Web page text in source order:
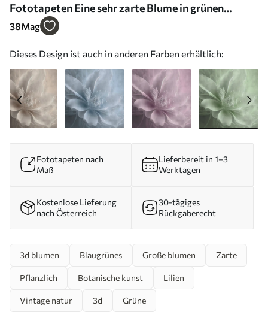
Fototapeten Eine sehr zarte Blume in grünen
Farben N° u93944v3
38Mag
Dieses Design ist auch in anderen Farben erhältlich:
Fototapeten nach
Maß
Lieferbereit in 1–3
Werktagen
Kostenlose Lieferung
nach Österreich
30-tägiges
Rückgaberecht
3d blumen Blaugrünes Große blumen Zarte
Pflanzlich Botanische kunst Lilien
Vintage natur 3d Grüne